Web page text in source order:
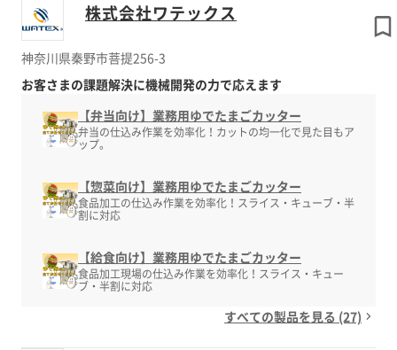
株式会社ワテックス
神奈川県秦野市菩提256-3
お客さまの課題解決に機械開発の力で応えます
【弁当向け】業務用ゆでたまごカッター
弁当の仕込み作業を効率化！カットの均一化で見た目もア
ップ。
【惣菜向け】業務用ゆでたまごカッター
食品加工の仕込み作業を効率化！スライス・キューブ・半
割に対応
【給食向け】業務用ゆでたまごカッター
食品加工現場の仕込み作業を効率化！スライス・キュー
ブ・半割に対応
すべての製品を見る (27)